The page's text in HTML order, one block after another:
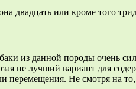
двадцать или кроме того
из данной породы очень
не лучший вариант для
Не смотря на